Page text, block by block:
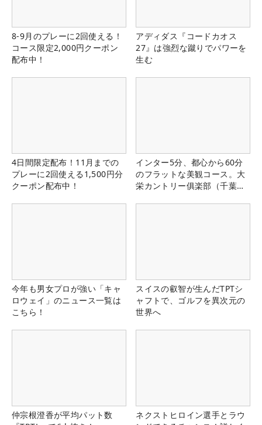
8-9月のプレーに2回使える！
コース限定2,000円クーポン
配布中！
アディダス『コードカオス
27』は強烈な蹴りでパワーを
生む
4日間限定配布！11月までの
プレーに2回使える1,500円分
クーポン配布中！
インター5分、都心から60分
のフラットな美観コース。大
栄カントリー俱楽部（千葉
今年も男女プロが強い「キャ
ロウェイ」のニュース一覧は
こちら！
スイスの叡智が生んだTPTシ
ャフトで、ゴルフを異次元の
世界へ
仲宗根澄香が平均パット数
ネクストヒロイン選手とラウ